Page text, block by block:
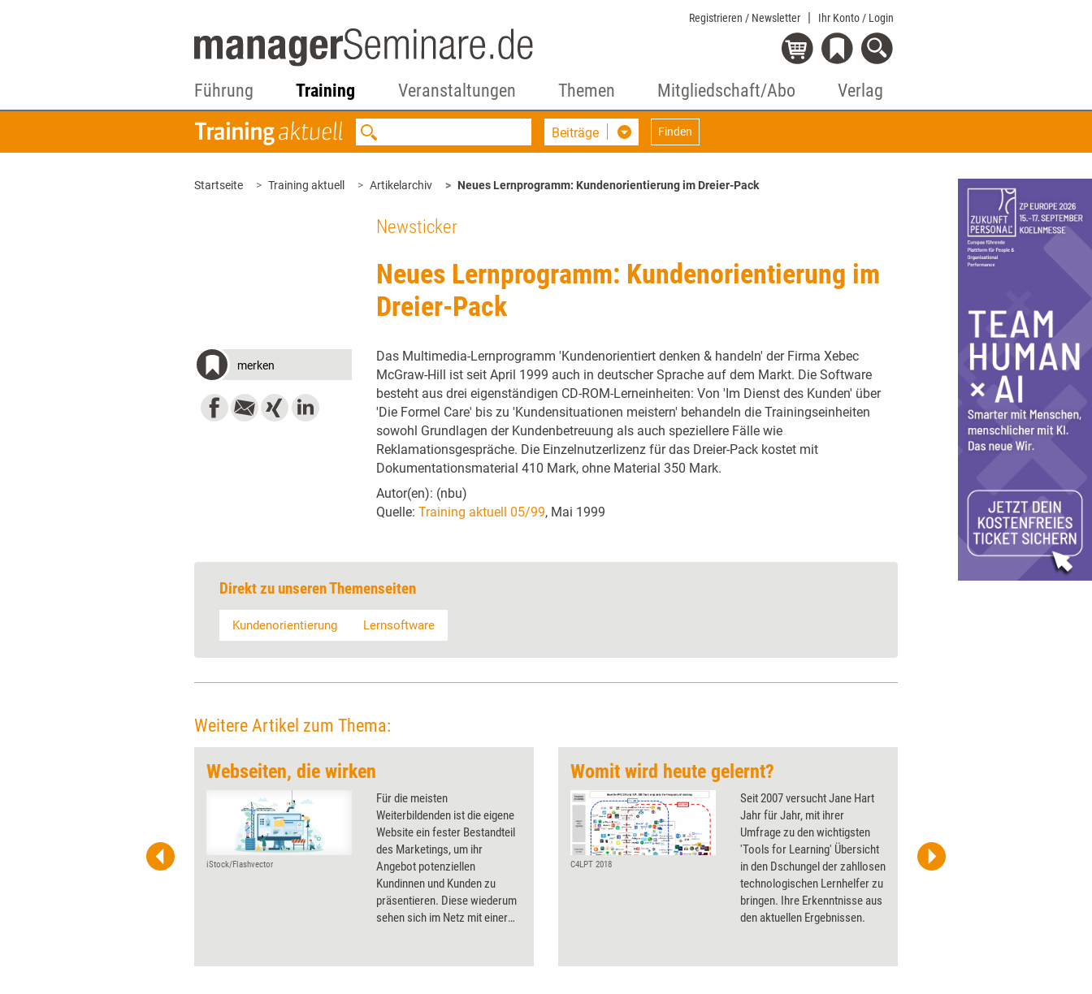
Registrieren / Newsletter Ihr Konto / Login
Führung Training Veranstaltungen Themen Mitgliedschaft/Abo Verlag
Beiträge Finden
Startseite Training aktuell Artikelarchiv Neues Lernprogramm: Kundenorientierung im Dreier-Pack
Newsticker
Neues Lernprogramm: Kundenorientierung im
Dreier-Pack
merken
Das Multimedia-Lernprogramm 'Kundenorientiert denken & handeln' der Firma Xebec
McGraw-Hill ist seit April 1999 auch in deutscher Sprache auf dem Markt. Die Software
besteht aus drei eigenständigen CD-ROM-Lerneinheiten: Von 'Im Dienst des Kunden' über
'Die Formel Care' bis zu 'Kundensituationen meistern' behandeln die Trainingseinheiten
sowohl Grundlagen der Kundenbetreuung als auch speziellere Fälle wie
Reklamationsgespräche. Die Einzelnutzerlizenz für das Dreier-Pack kostet mit
Dokumentationsmaterial 410 Mark, ohne Material 350 Mark.
Autor(en): (nbu)
Quelle: Training aktuell 05/99, Mai 1999
Direkt zu unseren Themenseiten
Kundenorientierung Lernsoftware
Weitere Artikel zum Thema:
Webseiten, die wirken
iStock/Flashvector
Für die meisten
Weiterbildenden ist die eigene
Website ein fester Bestandteil
des Marketings, um ihr
Angebot potenziellen
Kundinnen und Kunden zu
präsentieren. Diese wiederum
sehen sich im Netz mit einer
konfrontiert. Kerstin Boll zeigt
Womit wird heute gelernt?
C4LPT 2018
Seit 2007 versucht Jane Hart
Jahr für Jahr, mit ihrer
Umfrage zu den wichtigsten
'Tools for Learning' Übersicht
in den Dschungel der zahllosen
technologischen Lernhelfer zu
bringen. Ihre Erkenntnisse aus
den aktuellen Ergebnissen.
Screenshot